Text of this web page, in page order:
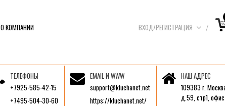
ВХОД/РЕГИСТРАЦИЯ
О КОМПАНИИ
ТЕЛЕФОНЫ
+7925-585-42-15
+7495-504-30-60
EMAIL И WWW
support@kluchanet.net
https://kluchanet.net/
НАШ АДРЕС
109383 г.
д.59, стр1,